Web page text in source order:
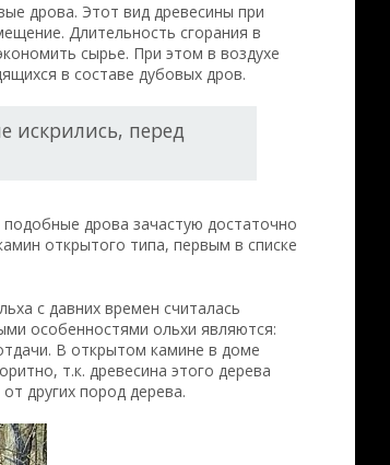
дрова. Этот вид древесины при
Длительность сгорания в
сырье. При этом в воздухе
в составе дубовых дров.
искрились, перед
дрова зачастую достаточно
открытого типа, первым в списке
с давних времен считалась
особенностями ольхи являются:
В открытом камине в доме
т.к. древесина этого дерева
других пород дерева.